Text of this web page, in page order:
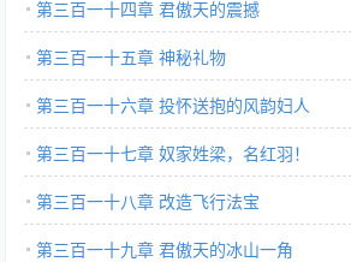
第三百一十四章 君傲天的震撼
第三百一十五章 神秘礼物
第三百一十六章 投怀送抱的风韵妇人
第三百一十七章 奴家姓梁，名红羽！
第三百一十八章 改造飞行法宝
第三百一十九章 君傲天的冰山一角